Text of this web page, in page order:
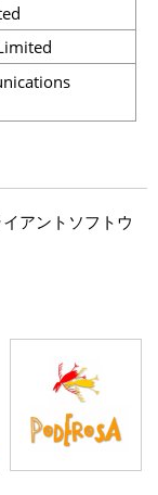
アントソフトウ